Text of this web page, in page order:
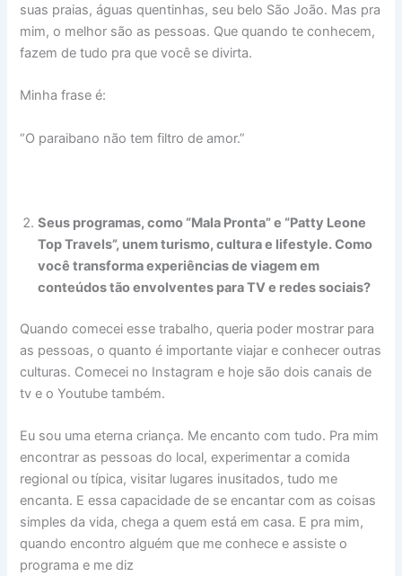
suas praias, águas quentinhas, seu belo São João. Mas pra
mim, o melhor são as pessoas. Que quando te conhecem,
fazem de tudo pra que você se divirta.
Minha frase é:
“O paraibano não tem filtro de amor.”
Seus programas, como “Mala Pronta” e “Patty Leone
Top Travels”, unem turismo, cultura e lifestyle. Como
você transforma experiências de viagem em
conteúdos tão envolventes para TV e redes sociais?
Quando comecei esse trabalho, queria poder mostrar para
as pessoas, o quanto é importante viajar e conhecer outras
culturas. Comecei no Instagram e hoje são dois canais de
tv e o Youtube também.
Eu sou uma eterna criança. Me encanto com tudo. Pra mim
encontrar as pessoas do local, experimentar a comida
regional ou típica, visitar lugares inusitados, tudo me
encanta. E essa capacidade de se encantar com as coisas
simples da vida, chega a quem está em casa. E pra mim,
quando encontro alguém que me conhece e assiste o
programa e me diz